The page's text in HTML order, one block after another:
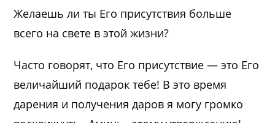
Желаешь ли ты Его присутствия больше
всего на свете в этой жизни?
Часто говорят, что Его присутствие — это Его
величайший подарок тебе! В это время
дарения и получения даров я могу громко